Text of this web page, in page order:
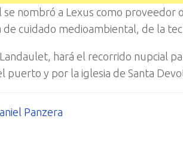
se nombró a Lexus como proveedor
de cuidado medioambiental, de la
Landaulet, hará el recorrido nupcial
puerto y por la iglesia de Santa
Panzera